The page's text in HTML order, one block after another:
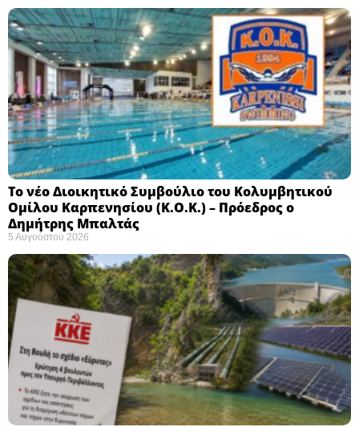
Το νέο Διοικητικό Συμβούλιο του Κολυμβητικού
Ομίλου Καρπενησίου (Κ.Ο.Κ.) – Πρόεδρος ο
Δημήτρης Μπαλτάς
5 Αυγούστου 2026